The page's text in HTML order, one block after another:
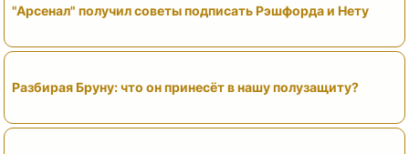
"Арсенал" получил советы подписать Рэшфорда и Нету
Разбирая Бруну: что он принесёт в нашу полузащиту?